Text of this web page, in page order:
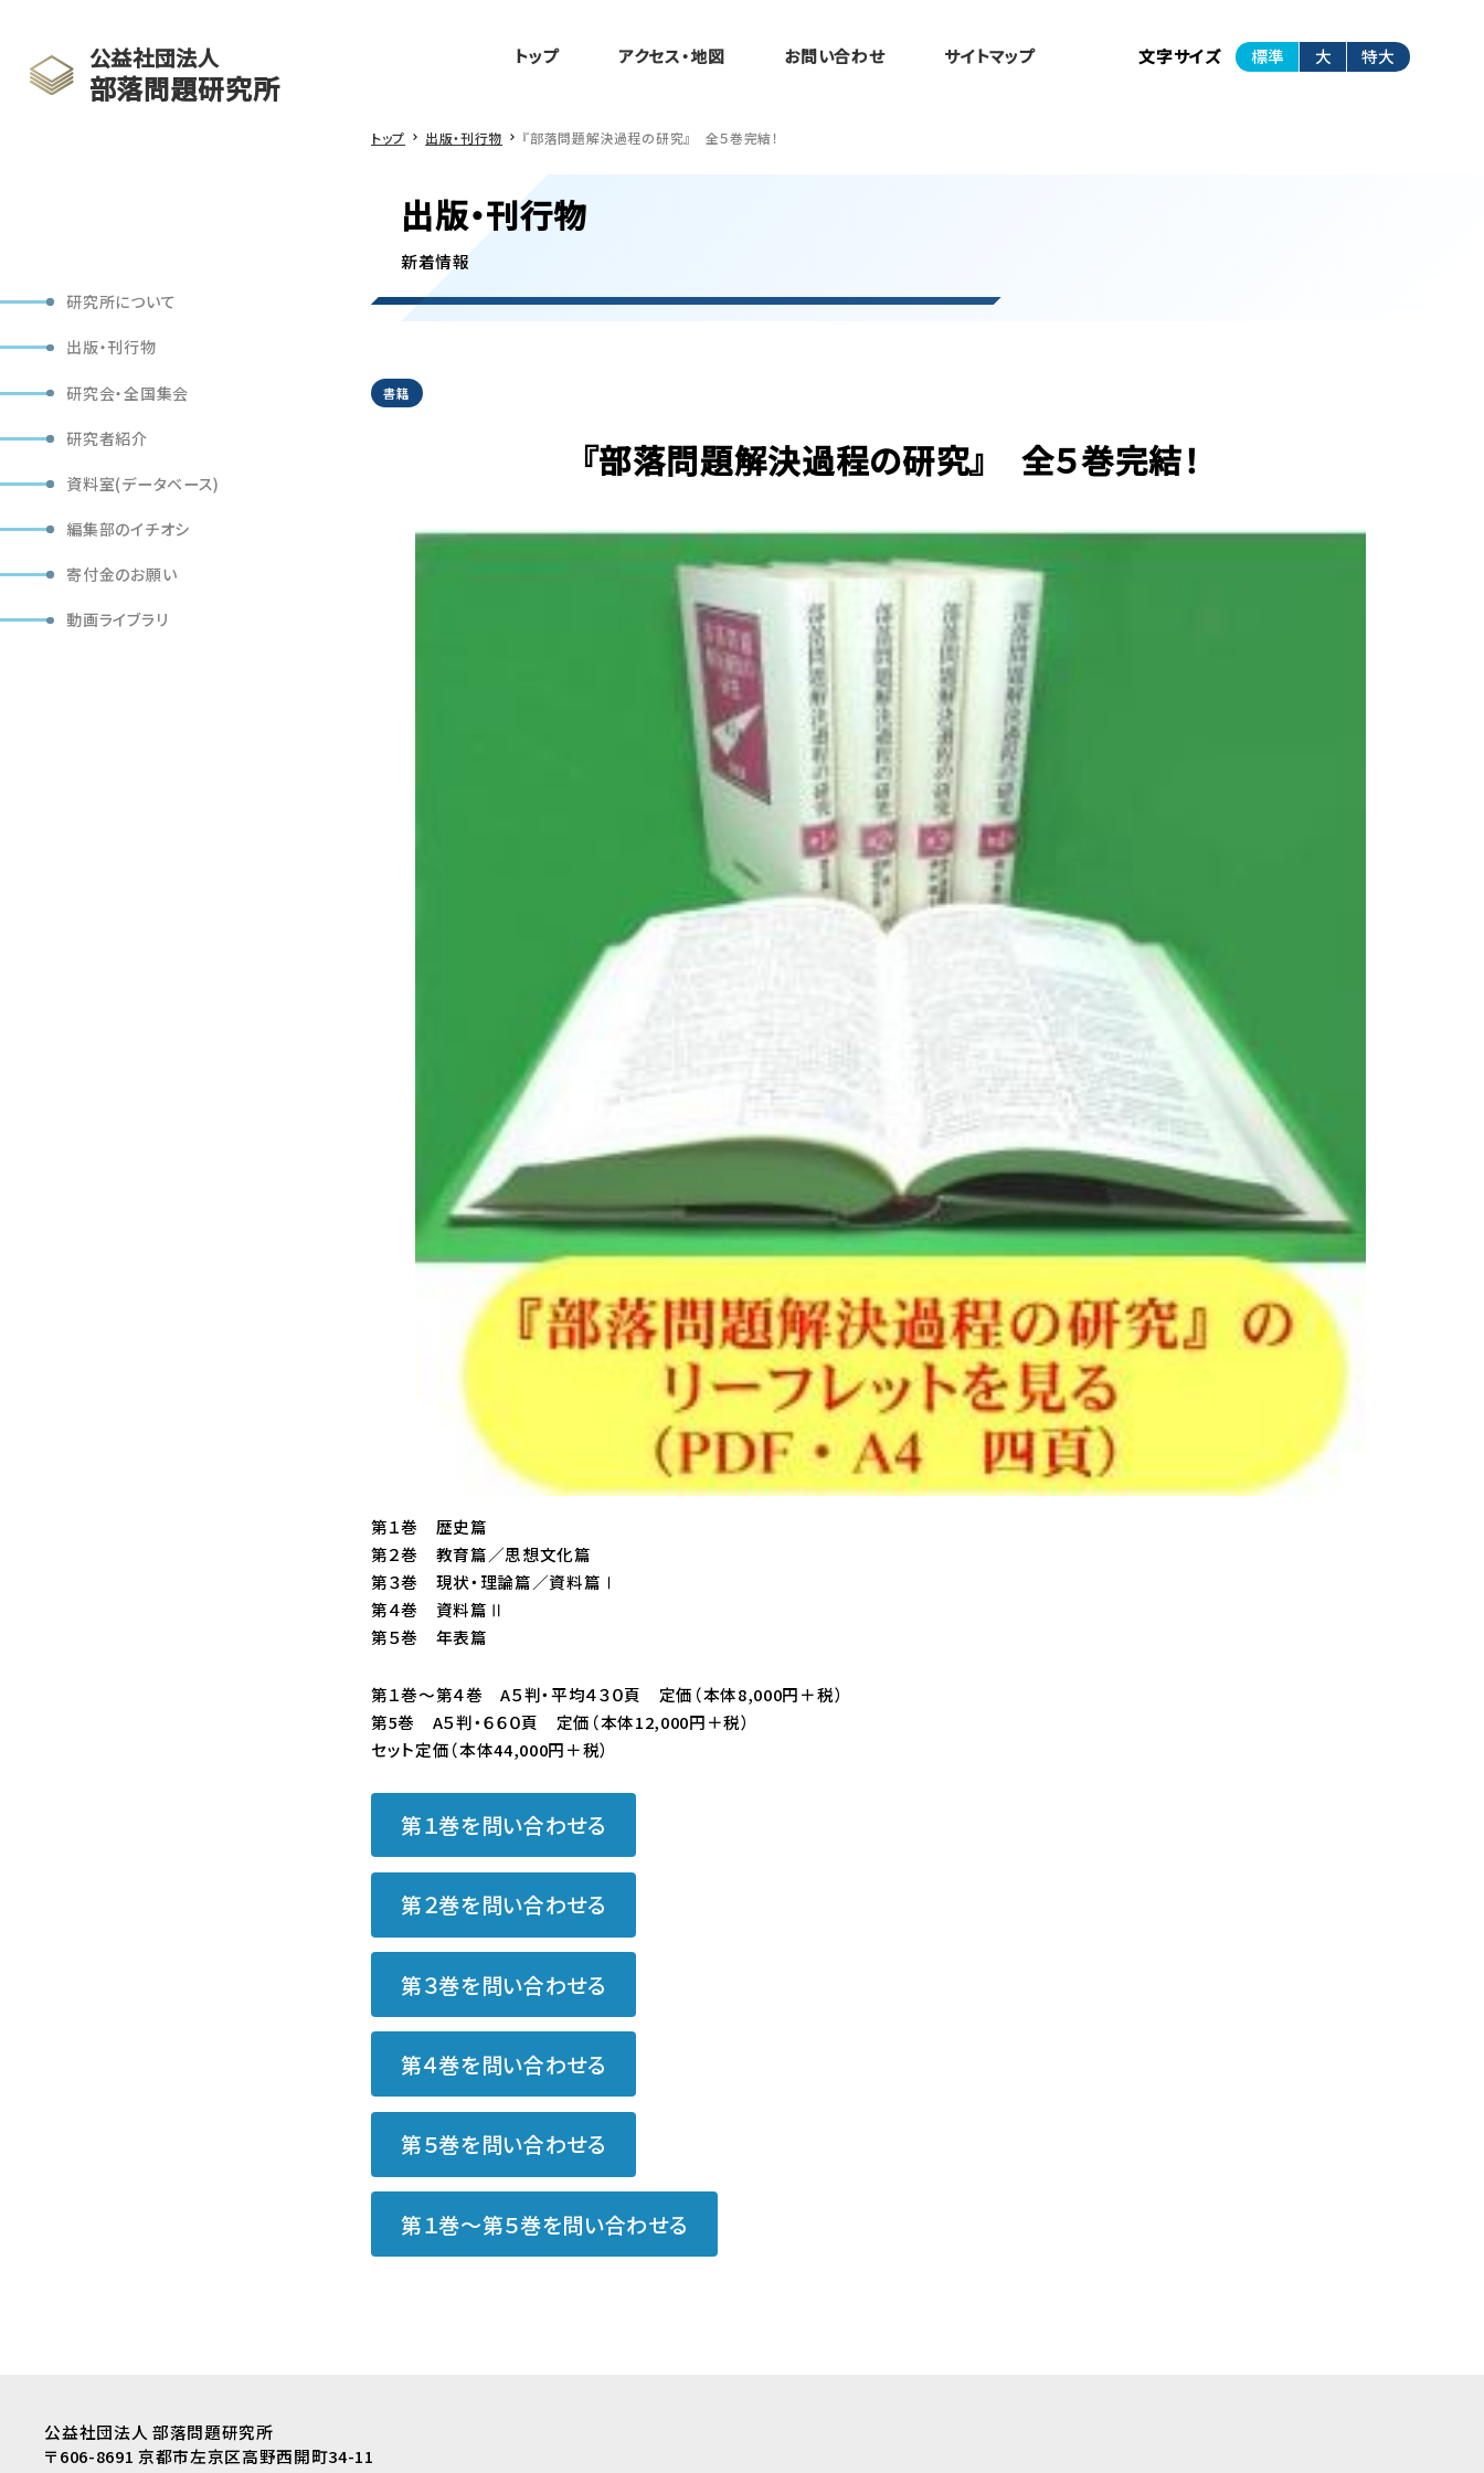
公益社団法人
部落問題研究所
研究所について
出版・刊行物
研究会・全国集会
研究者紹介
資料室(データベース)
編集部のイチオシ
寄付金のお願い
動画ライブラリ
トップ アクセス・地図 お問い合わせ サイトマップ 文字サイズ 標準 大 特大
トップ 出版・刊行物 『部落問題解決過程の研究』 全５巻完結！
出版・刊行物
新着情報
書籍
『部落問題解決過程の研究』 全５巻完結！
第１巻 歴史篇
第２巻 教育篇／思想文化篇
第３巻 現状・理論篇／資料篇Ⅰ
第４巻 資料篇Ⅱ
第５巻 年表篇
第１巻～第４巻 A５判・平均４３０頁 定価（本体8,000円＋税）
第5巻 A５判・６６０頁 定価（本体12,000円＋税）
セット定価（本体44,000円＋税）
第１巻を問い合わせる
第２巻を問い合わせる
第３巻を問い合わせる
第４巻を問い合わせる
第５巻を問い合わせる
第１巻～第５巻を問い合わせる
公益社団法人 部落問題研究所
〒606-8691 京都市左京区高野西開町34-11